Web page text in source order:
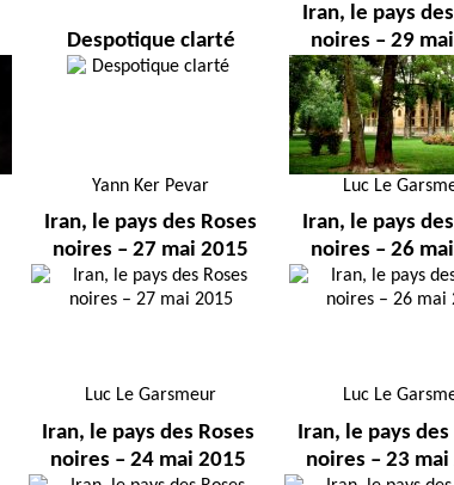
Despotique clarté
Yann Ker Pevar
Iran, le pays
noires – 29
Luc Le
Iran, le pays des Roses
noires – 27 mai 2015
Luc Le Garsmeur
Iran, le pays
noires – 26
Luc Le
Iran, le pays des Roses
noires – 24 mai 2015
Iran, le pays des
noires – 23 mai